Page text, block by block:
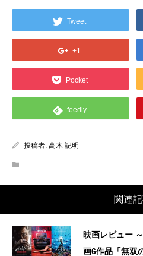
Tweet
+1
Pocket
feedly
投稿者: 高木 記明
関連
映画レビュー
画6作品「無双